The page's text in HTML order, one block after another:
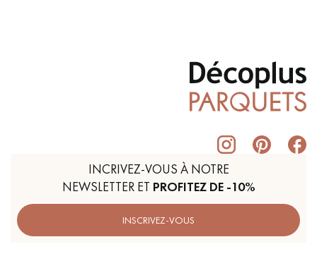
INCRIVEZ-VOUS À NOTRE
NEWSLETTER ET PROFITEZ DE -10%
INSCRIVEZ-VOUS